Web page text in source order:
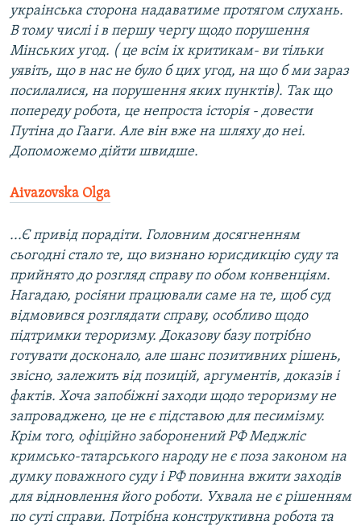
украінська сторона надаватиме протягом слухань.
В тому числі і в першу чергу щодо порушення
Мінських угод. ( це всім іх критикам- ви тільки
уявіть, що в нас не було б цих угод, на що б ми зараз
посилалися, на порушення яких пунктів). Так що
попереду робота, це непроста історія - довести
Путіна до Гааги. Але він вже на шляху до неі.
Допоможемо дійти швидше.
Aivazovska Olga
...Є привід порадіти. Головним досягненням
сьогодні стало те, що визнано юрисдикцію суду та
прийнято до розгляд справу по обом конвенціям.
Нагадаю, росіяни працювали саме на те, щоб суд
відмовився розглядати справу, особливо щодо
підтримки тероризму. Доказову базу потрібно
готувати досконало, але шанс позитивних рішень,
звісно, залежить від позицій, аргументів, доказів і
фактів. Хоча запобіжні заходи щодо тероризму не
запроваджено, це не є підставою для песимізму.
Крім того, офіційно заборонений РФ Меджліс
кримсько-татарського народу не є поза законом на
думку поважного суду і РФ повинна вжити заходів
для відновлення його роботи. Ухвала не є рішенням
по суті справи. Потрібна конструктивна робота та